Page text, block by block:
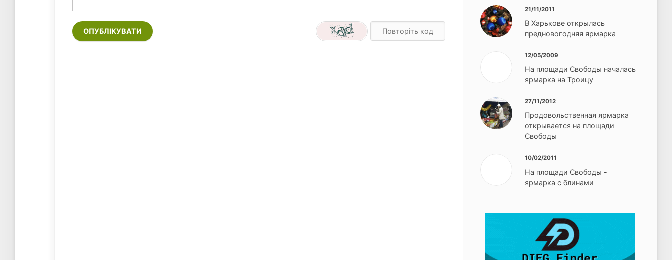
ОПУБЛІКУВАТИ
21/11/2011
В Харькове открылась
предновогодняя ярмарка
12/05/2009
На площади Свободы началась
ярмарка на Троицу
27/11/2012
Продовольственная ярмарка
открывается на площади
Свободы
10/02/2011
На площади Свободы -
ярмарка с блинами